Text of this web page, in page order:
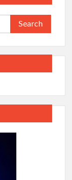
Search
for: